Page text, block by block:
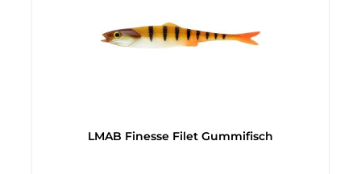
LMAB Finesse Filet Gummifisch